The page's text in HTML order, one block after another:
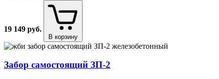
19 149 руб.
В корзину
Забор самостоящий ЗП⁠-⁠2